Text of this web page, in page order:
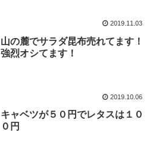
2019.11.03
山の麓でサラダ昆布売れてます！
強烈オシてます！
2019.10.06
キャベツが５０円でレタスは１０
０円